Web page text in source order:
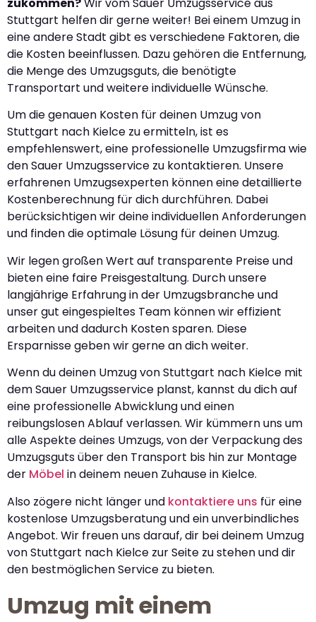
Stuttgart helfen dir gerne weiter! Bei einem Umzug in
eine andere Stadt gibt es verschiedene Faktoren, die
die Kosten beeinflussen. Dazu gehören die Entfernung,
die Menge des Umzugsguts, die benötigte
Transportart und weitere individuelle Wünsche.
Um die genauen Kosten für deinen Umzug von
Stuttgart nach Kielce zu ermitteln, ist es
empfehlenswert, eine professionelle Umzugsfirma wie
den Sauer Umzugsservice zu kontaktieren. Unsere
erfahrenen Umzugsexperten können eine detaillierte
Kostenberechnung für dich durchführen. Dabei
berücksichtigen wir deine individuellen Anforderungen
und finden die optimale Lösung für deinen Umzug.
Wir legen großen Wert auf transparente Preise und
bieten eine faire Preisgestaltung. Durch unsere
langjährige Erfahrung in der Umzugsbranche und
unser gut eingespieltes Team können wir effizient
arbeiten und dadurch Kosten sparen. Diese
Ersparnisse geben wir gerne an dich weiter.
Wenn du deinen Umzug von Stuttgart nach Kielce mit
dem Sauer Umzugsservice planst, kannst du dich auf
eine professionelle Abwicklung und einen
reibungslosen Ablauf verlassen. Wir kümmern uns um
alle Aspekte deines Umzugs, von der Verpackung des
Umzugsguts über den Transport bis hin zur Montage
der Möbel in deinem neuen Zuhause in Kielce.
Also zögere nicht länger und kontaktiere uns für eine
kostenlose Umzugsberatung und ein unverbindliches
Angebot. Wir freuen uns darauf, dir bei deinem Umzug
von Stuttgart nach Kielce zur Seite zu stehen und dir
den bestmöglichen Service zu bieten.
Umzug mit einem